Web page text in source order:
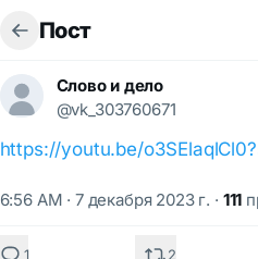
Пост
Слово и дело
@vk_303760671
https://youtu.be/
6:56 AM · 7 декабря 2023 г. · 111
1 2